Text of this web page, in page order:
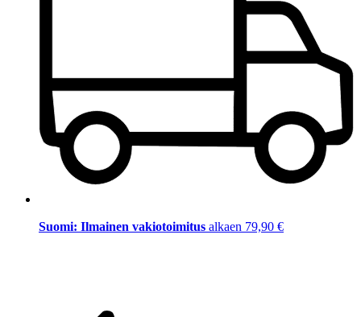
Suomi: Ilmainen vakiotoimitus alkaen 79,90 €